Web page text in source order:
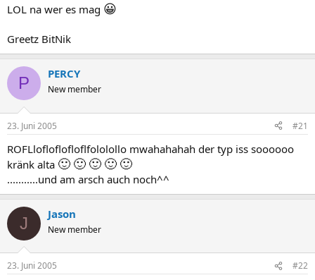
LOL na wer es mag 😀
Greetz BitNik
P PERCY
New member
23. Juni 2005 #21
ROFLlofloflofloflfololollo mwahahahah der typ iss soooooo
kränk alta 🙂 🙂 🙂 🙂 🙂
...........und am arsch auch noch^^
J Jason
New member
23. Juni 2005 #22